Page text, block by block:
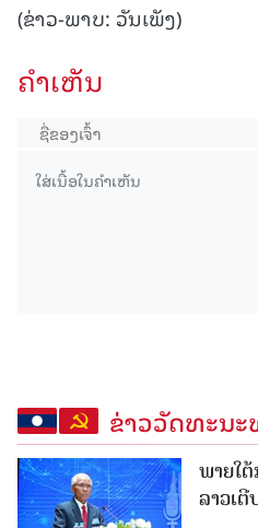
(ຂ່າວ-ພາບ: ວັນເພັງ)
ຄໍາເຫັນ
ຂ່າວວັດທະນ
ພາຍໃ
ລາວເ